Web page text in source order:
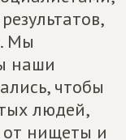
Мы
наши
чтобы
людей,
нищеты и